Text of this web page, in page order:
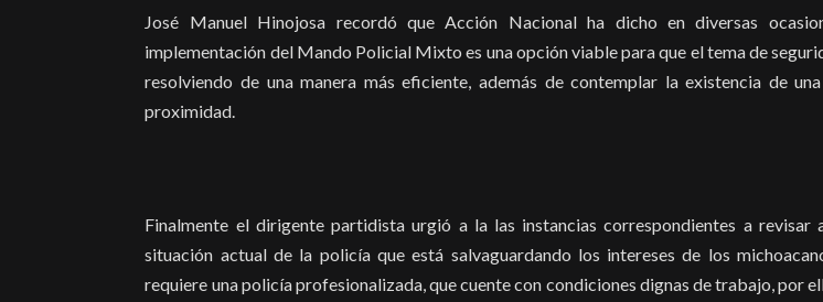
José Manuel Hinojosa recordó que Acción Nacional ha dicho en diversas
implementación del Mando Policial Mixto es una opción viable para que el tema de
resolviendo de una manera más eficiente, además de contemplar la existencia de
proximidad.
Finalmente el dirigente partidista urgió a la las instancias correspondientes a revisar
situación actual de la policía que está salvaguardando los intereses de los
requiere una policía profesionalizada, que cuente con condiciones dignas de trabajo, por